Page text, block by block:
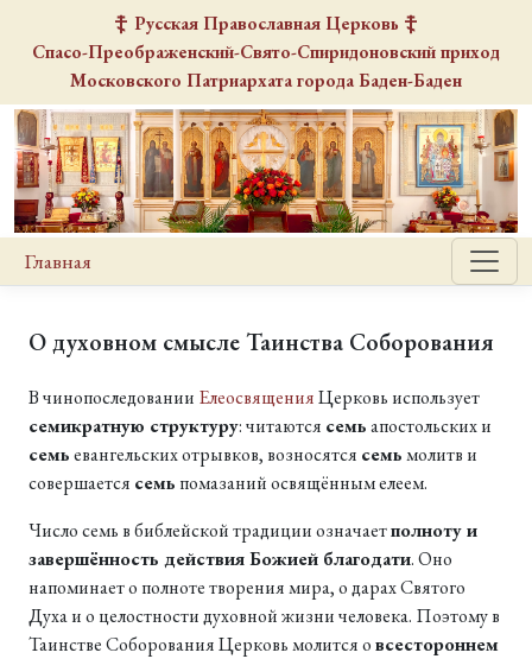
Русская Православная Церковь
Спасо-Преображенский-Свято-Спиридоновский приход
Московского Патриархата города Баден-Баден
Главная
О духовном смысле Таинства Соборования
В чинопоследовании ЕлеосвященияЦерковь использует
семикратную структуру: читаются семьапостольских и
семьевангельских отрывков, возносятся семьмолитв и
совершается семь помазаний освящённым елеем.
Число семь в библейской традиции означаетполноту и
завершённость действия Божией благодати. Оно
напоминает о полноте творения мира, о дарах Святого
Духа и о целостности духовной жизни человека. Поэтому в
Таинстве Соборования Церковь молится овсестороннем